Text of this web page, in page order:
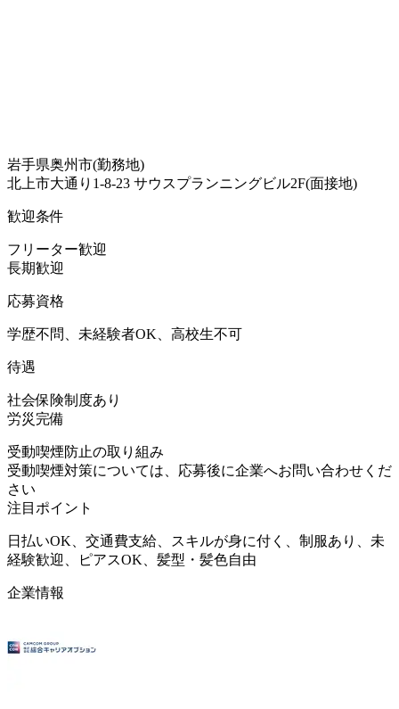
岩手県奥州市(勤務地)
北上市大通り1-8-23 サウスプランニングビル2F(面接地)
歓迎条件
フリーター歓迎
長期歓迎
応募資格
学歴不問、未経験者OK、高校生不可
待遇
社会保険制度あり
労災完備
受動喫煙防止の取り組み
受動喫煙対策については、応募後に企業へお問い合わせくだ
さい
注目ポイント
日払いOK、交通費支給、スキルが身に付く、制服あり、未
経験歓迎、ピアスOK、髪型・髪色自由
企業情報